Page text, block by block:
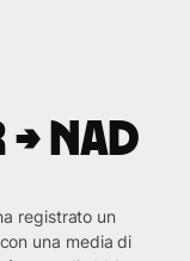
NAD
registrato un
una media di